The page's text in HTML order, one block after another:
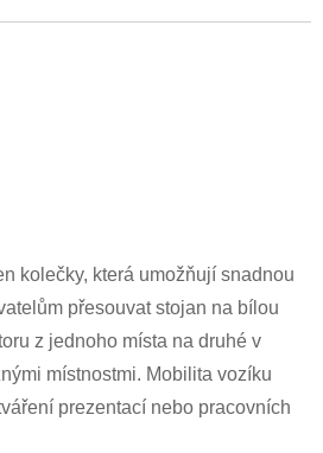
kolečky, která umožňují snadnou
přesouvat stojan na bílou
z jednoho místa na druhé v
místnostmi. Mobilita vozíku
prezentací nebo pracovních